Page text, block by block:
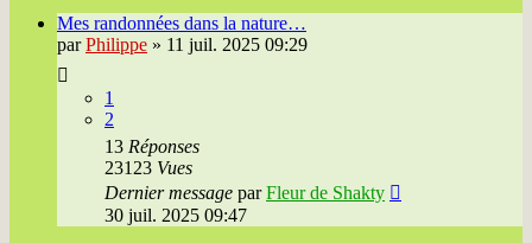
Mes randonnées dans la nature…
parPhilippe » 11 juil. 2025 09:29
1
2
13 Réponses
23123 Vues
Dernier message parFleur de Shakty
30 juil. 2025 09:47